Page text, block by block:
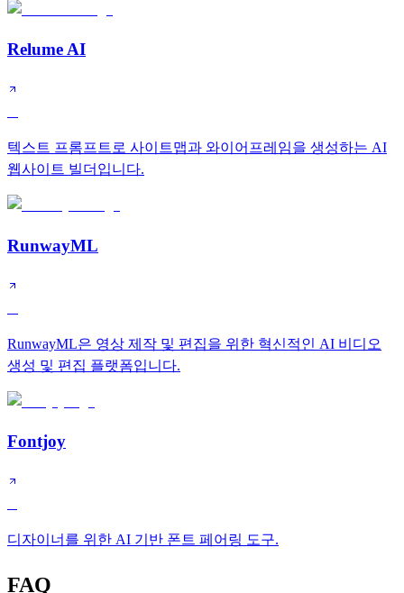
Relume AI
텍스트 프롬프트로 사이트맵과 와이어프레임을 생성하는 AI
웹사이트 빌더입니다.
RunwayML
RunwayML은 영상 제작 및 편집을 위한 혁신적인 AI 비디오
생성 및 편집 플랫폼입니다.
Fontjoy
디자이너를 위한 AI 기반 폰트 페어링 도구.
FAQ